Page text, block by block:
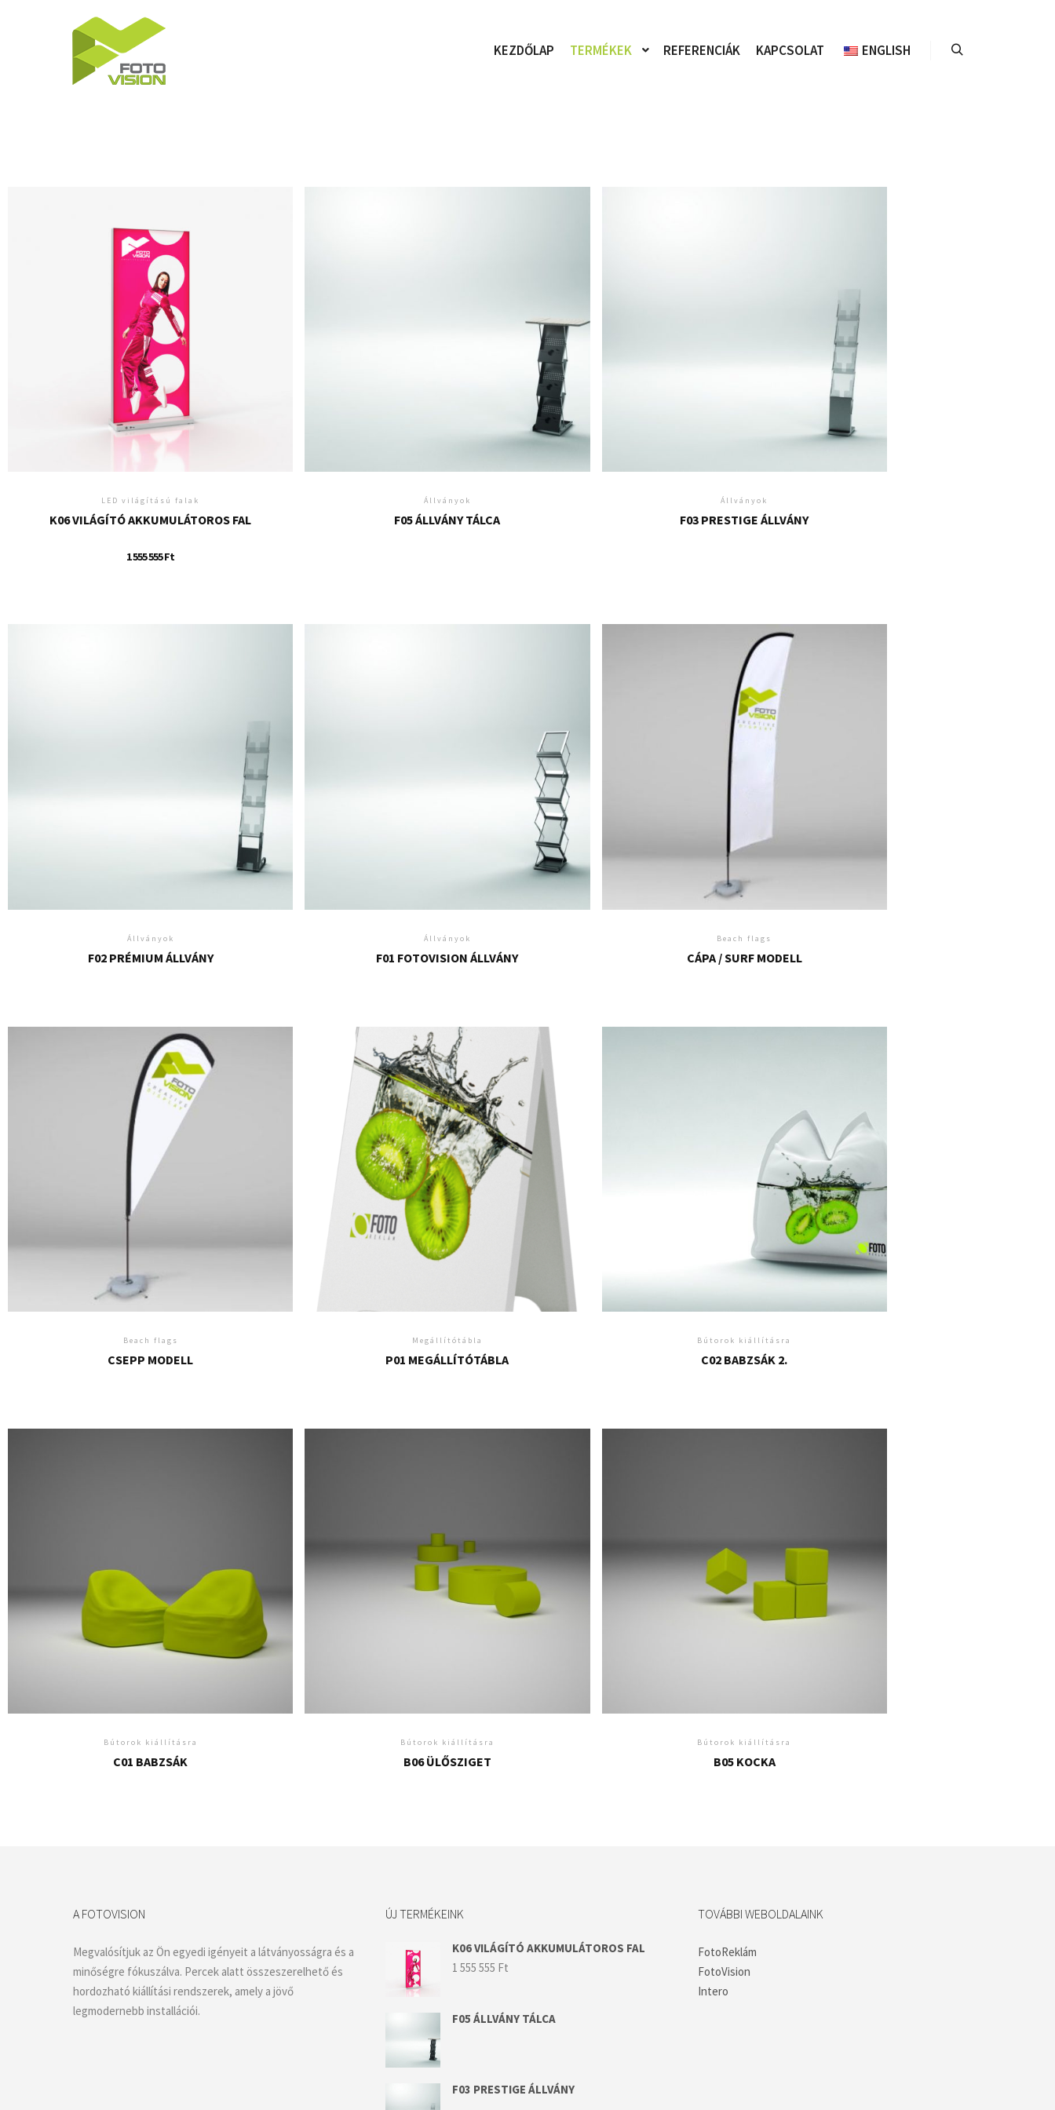
KEZDŐLAP TERMÉKEK REFERENCIÁK KAPCSOLAT ENGLISH
LED világítású falak
K06 VILÁGÍTÓ AKKUMULÁTOROS FAL
1 555 555Ft
Állványok
F05 ÁLLVÁNY TÁLCA
Állványok
F03 PRESTIGE ÁLLVÁNY
Állványok
F02 PRÉMIUM ÁLLVÁNY
Állványok
F01 FOTOVISION ÁLLVÁNY
Beach flags
CÁPA / SURF MODELL
Beach flags
CSEPP MODELL
Megállítótábla
P01 MEGÁLLÍTÓTÁBLA
Bútorok kiállításra
C02 BABZSÁK 2.
Bútorok kiállításra
C01 BABZSÁK
Bútorok kiállításra
B06 ÜLŐSZIGET
Bútorok kiállításra
B05 KOCKA
A FOTOVISION
Megvalósítjuk az Ön egyedi igényeit a látványosságra és a
minőségre fókuszálva. Percek alatt összeszerelhető és
hordozható kiállítási rendszerek, amely a jövő
legmodernebb installációi.
ÚJ TERMÉKEINK
K06 VILÁGÍTÓ AKKUMULÁTOROS FAL
1 555 555 Ft
F05 ÁLLVÁNY TÁLCA
F03 PRESTIGE ÁLLVÁNY
TOVÁBBI WEBOLDALAINK
FotoReklám
FotoVision
Intero